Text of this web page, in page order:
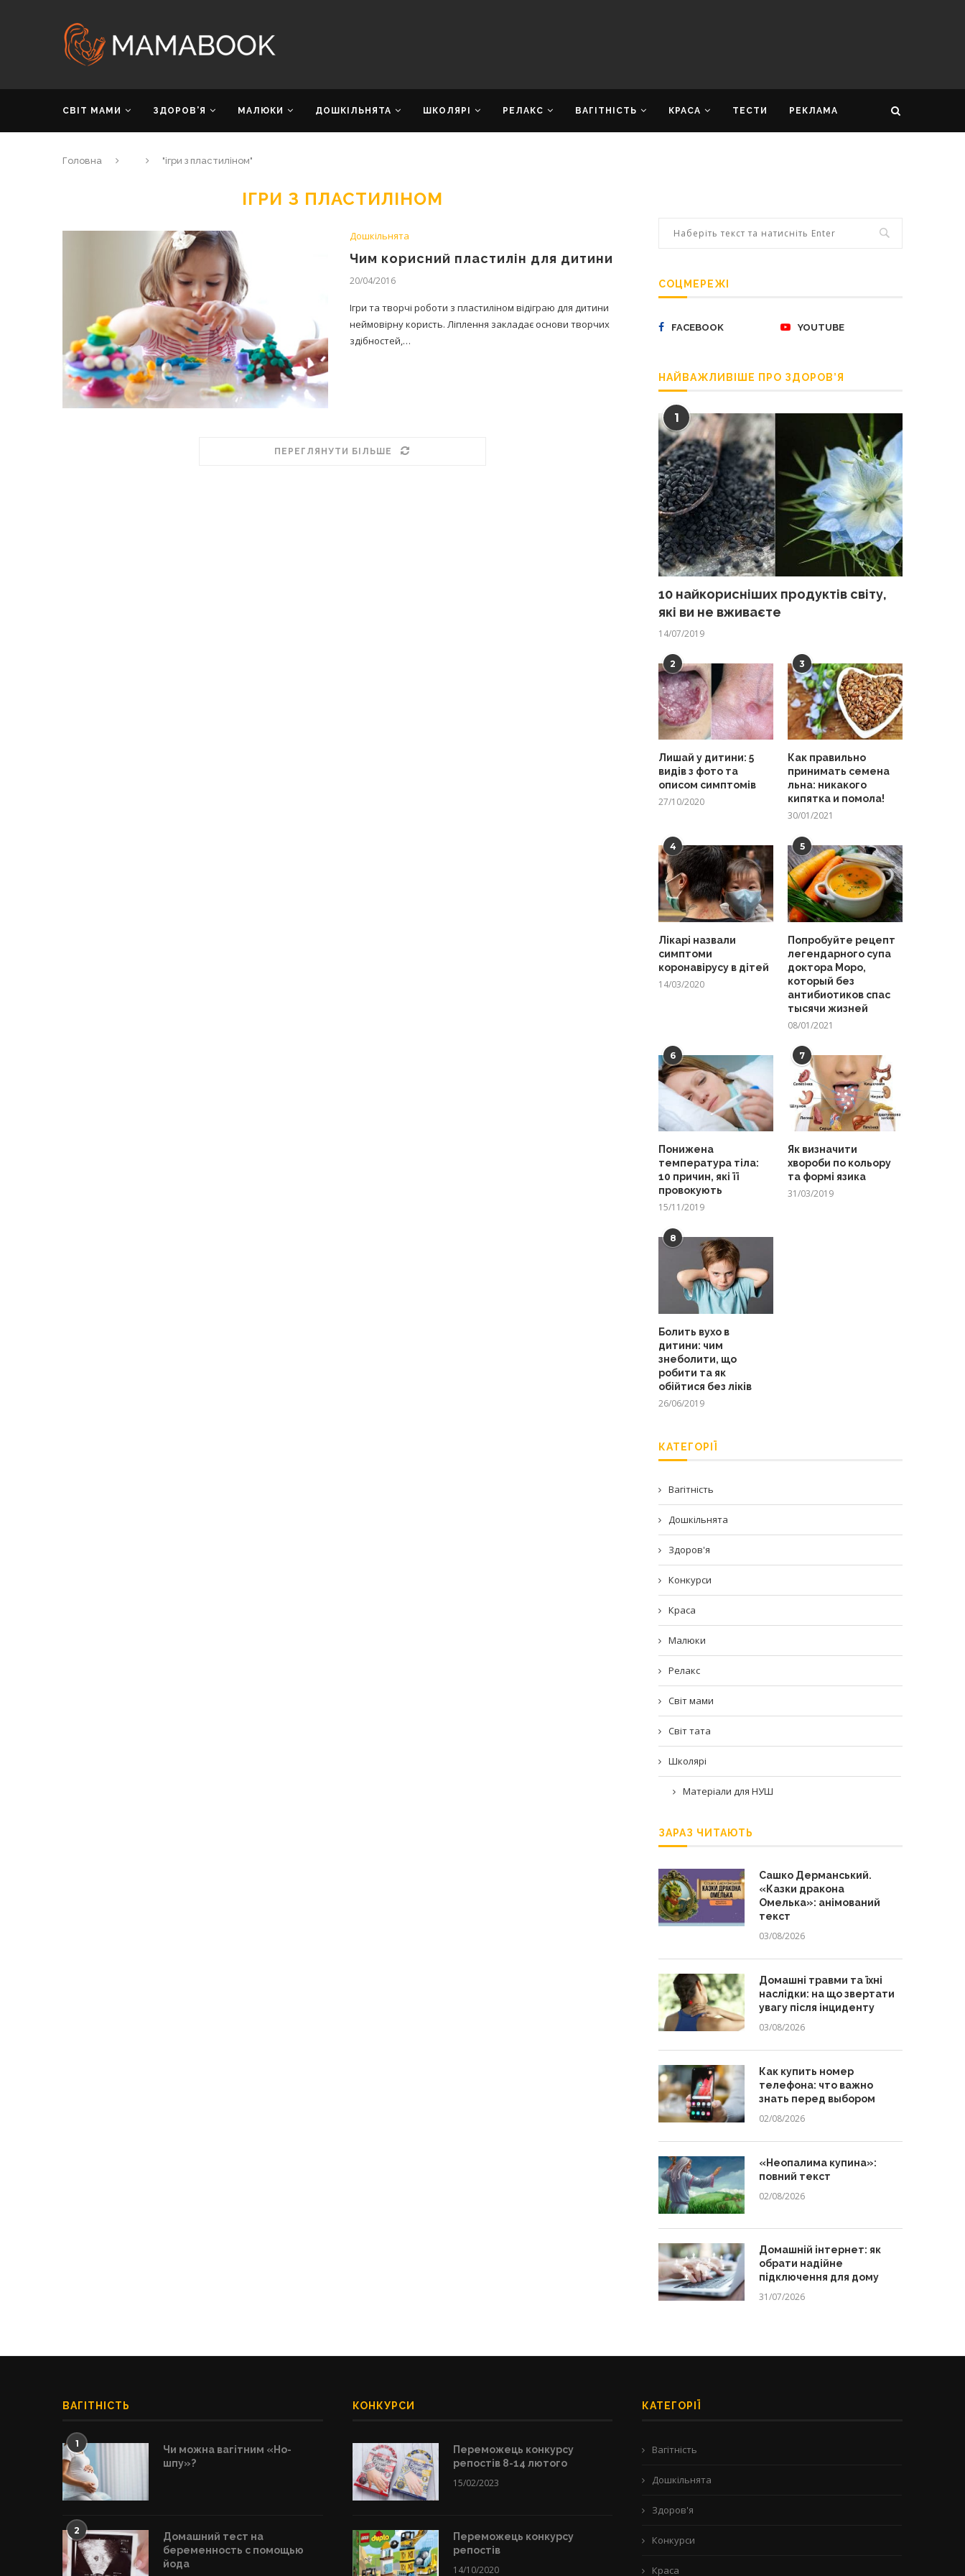
СВІТ МАМИ ЗДОРОВ’Я МАЛЮКИ ДОШКІЛЬНЯТА ШКОЛЯРІ РЕЛАКС ВАГІТНІСТЬ КРАСА ТЕСТИ РЕКЛАМА
Головна "ігри з пластиліном"
ІГРИ З ПЛАСТИЛІНОМ
Дошкільнята
Чим корисний пластилін для дитини
20/04/2016
Ігри та творчі роботи з пластиліном відіграю для дитини
неймовірну користь. Ліплення закладає основи творчих
здібностей,…
ПЕРЕГЛЯНУТИ БІЛЬШЕ
СОЦМЕРЕЖІ
FACEBOOK YOUTUBE
НАЙВАЖЛИВІШЕ ПРО ЗДОРОВ’Я
1
10 найкорисніших продуктів світу,
які ви не вживаєте
14/07/2019
2
Лишай у дитини: 5
видів з фото та
описом симптомів
27/10/2020
3
Как правильно
принимать семена
льна: никакого
кипятка и помола!
30/01/2021
4
Лікарі назвали
симптоми
коронавірусу в дітей
14/03/2020
5
Попробуйте рецепт
легендарного супа
доктора Моро,
который без
антибиотиков спас
тысячи жизней
08/01/2021
6
Понижена
температура тіла:
10 причин, які її
провокують
15/11/2019
7
Як визначити
хвороби по кольору
та формі язика
31/03/2019
8
Болить вухо в
дитини: чим
знеболити, що
робити та як
обійтися без ліків
26/06/2019
КАТЕГОРІЇ
Вагітність
Дошкільнята
Здоров'я
Конкурси
Краса
Малюки
Релакс
Світ мами
Світ тата
Школярі
Матеріали для НУШ
ЗАРАЗ ЧИТАЮТЬ
Сашко Дерманський.
«Казки дракона
Омелька»: анімований
текст
03/08/2026
Домашні травми та їхні
наслідки: на що звертати
увагу після інциденту
03/08/2026
Как купить номер
телефона: что важно
знать перед выбором
02/08/2026
«Неопалима купина»:
повний текст
02/08/2026
Домашній інтернет: як
обрати надійне
підключення для дому
31/07/2026
ВАГІТНІСТЬ
1
Чи можна вагітним «Но-
шпу»?
2
Домашний тест на
беременность с помощью
йода
КОНКУРСИ
Переможець конкурсу
репостів 8-14 лютого
15/02/2023
Переможець конкурсу
репостів
14/10/2020
КАТЕГОРІЇ
Вагітність
Дошкільнята
Здоров'я
Конкурси
Краса